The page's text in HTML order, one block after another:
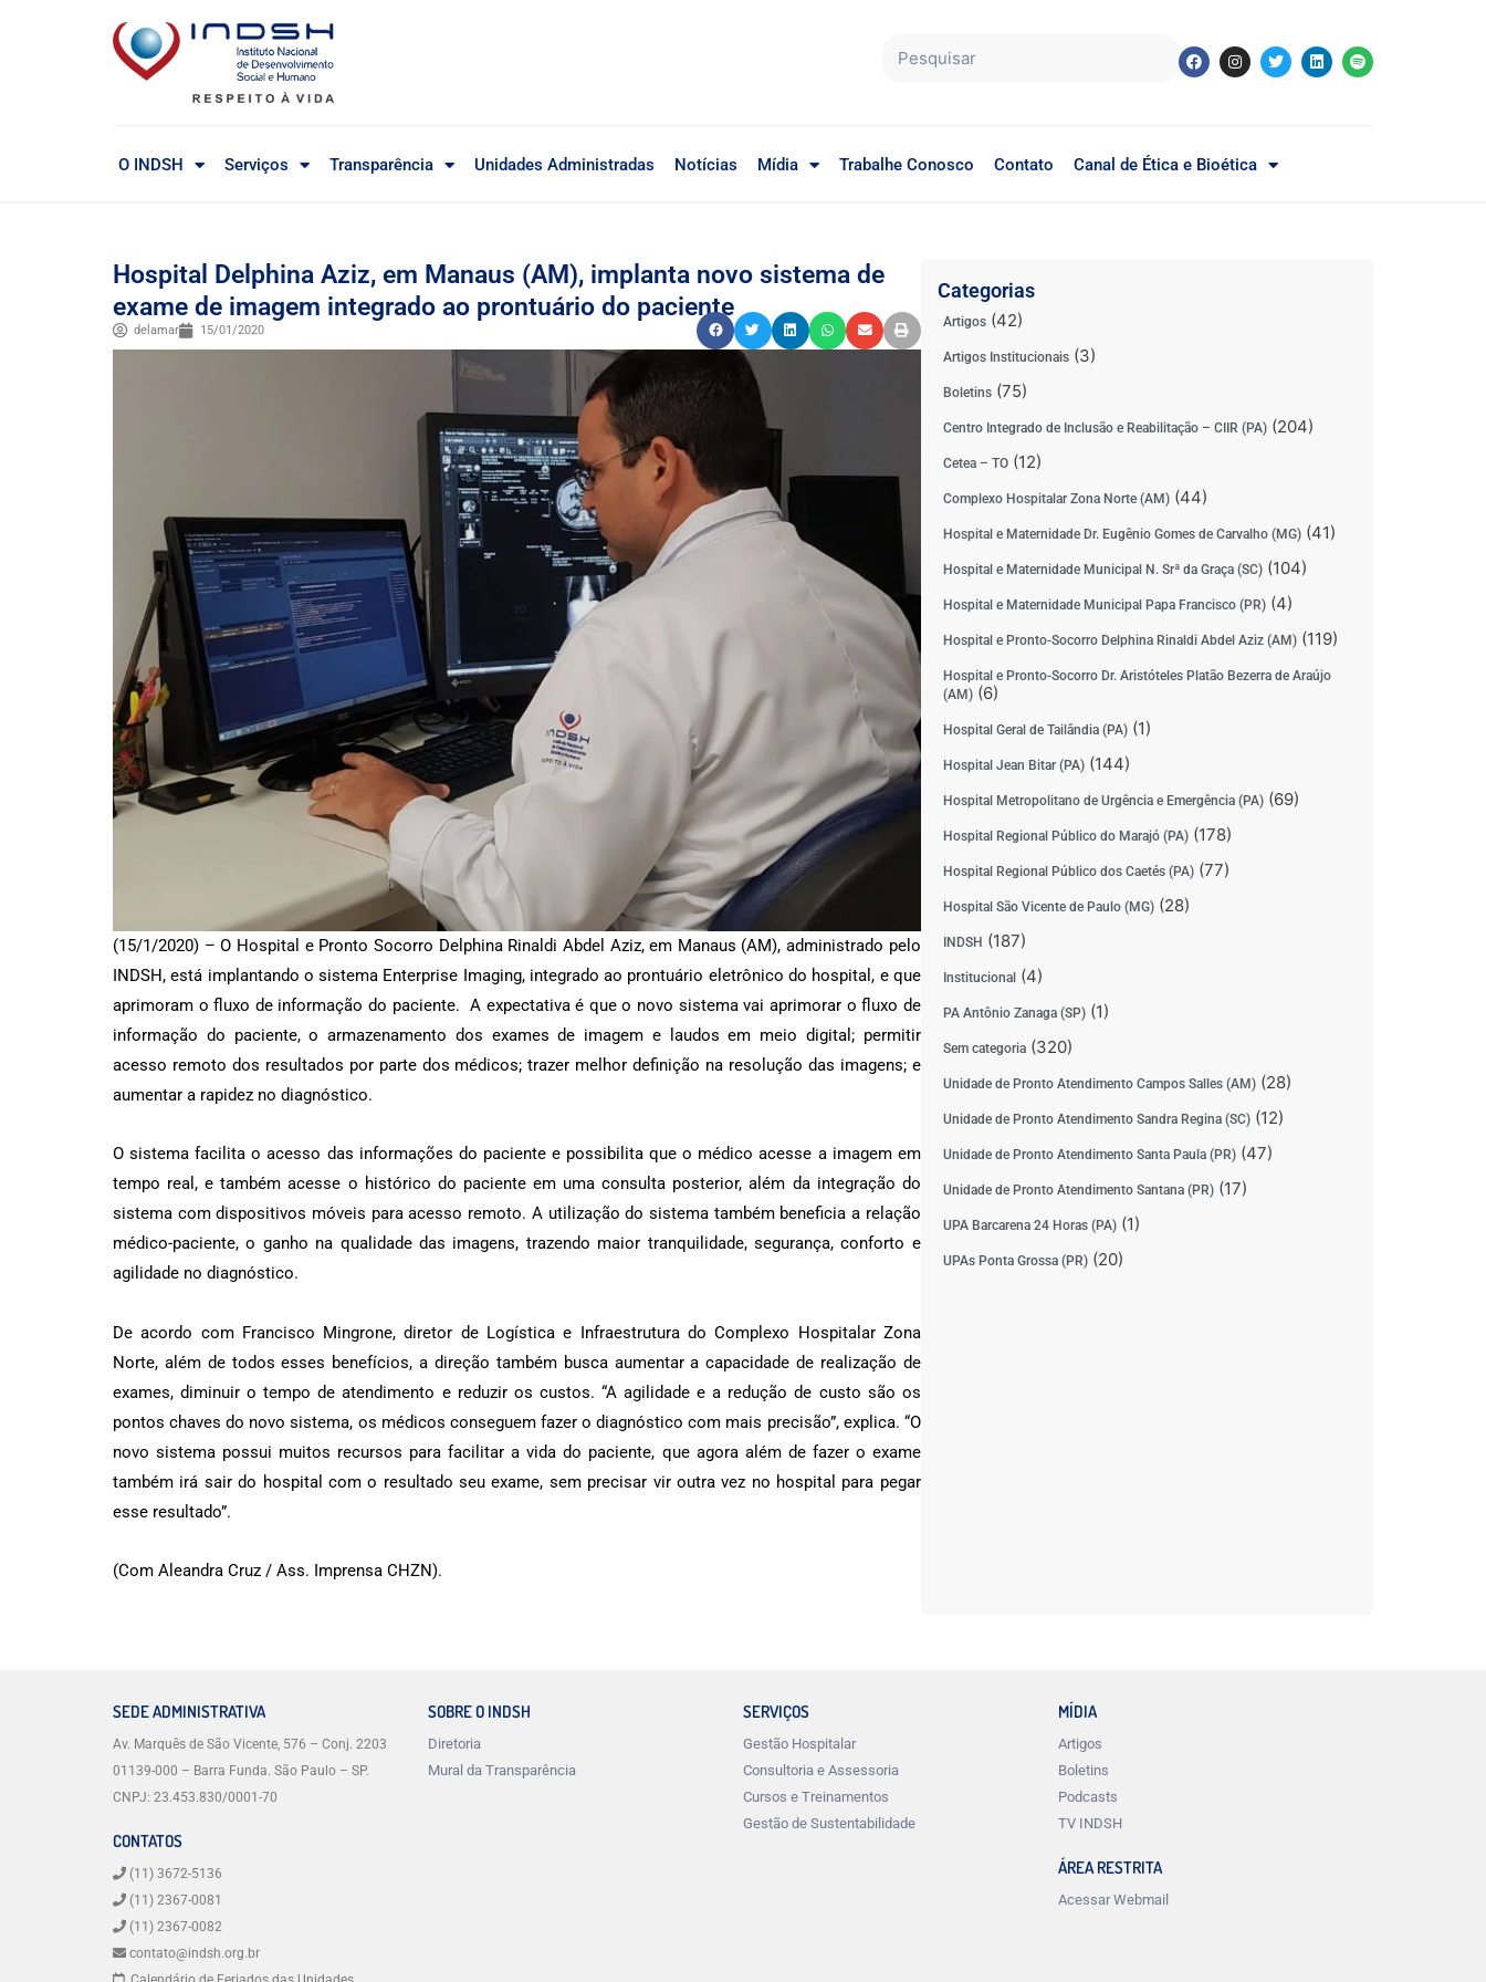
O INDSH Serviços Transparência Unidades Administradas Notícias Mídia Trabalhe Conosco Contato Canal de Ética e Bioética
Hospital Delphina Aziz, em Manaus (AM), implanta novo sistema de
exame de imagem integrado ao prontuário do paciente
delamar 15/01/2020
(15/1/2020) – O Hospital e Pronto Socorro Delphina Rinaldi Abdel Aziz, em Manaus (AM), administrado pelo
INDSH, está implantando o sistema Enterprise Imaging, integrado ao prontuário eletrônico do hospital, e que
aprimoram o fluxo de informação do paciente. A expectativa é que o novo sistema vai aprimorar o fluxo de
informação do paciente, o armazenamento dos exames de imagem e laudos em meio digital; permitir
acesso remoto dos resultados por parte dos médicos; trazer melhor definição na resolução das imagens; e
aumentar a rapidez no diagnóstico.
O sistema facilita o acesso das informações do paciente e possibilita que o médico acesse a imagem em
tempo real, e também acesse o histórico do paciente em uma consulta posterior, além da integração do
sistema com dispositivos móveis para acesso remoto. A utilização do sistema também beneficia a relação
médico-paciente, o ganho na qualidade das imagens, trazendo maior tranquilidade, segurança, conforto e
agilidade no diagnóstico.
De acordo com Francisco Mingrone, diretor de Logística e Infraestrutura do Complexo Hospitalar Zona
Norte, além de todos esses benefícios, a direção também busca aumentar a capacidade de realização de
exames, diminuir o tempo de atendimento e reduzir os custos. “A agilidade e a redução de custo são os
pontos chaves do novo sistema, os médicos conseguem fazer o diagnóstico com mais precisão”, explica. “O
novo sistema possui muitos recursos para facilitar a vida do paciente, que agora além de fazer o exame
também irá sair do hospital com o resultado seu exame, sem precisar vir outra vez no hospital para pegar
esse resultado”.
(Com Aleandra Cruz / Ass. Imprensa CHZN).
Categorias
Artigos(42)
Artigos Institucionais(3)
Boletins(75)
Centro Integrado de Inclusão e Reabilitação – CIIR (PA)(204)
Cetea – TO(12)
Complexo Hospitalar Zona Norte (AM)(44)
Hospital e Maternidade Dr. Eugênio Gomes de Carvalho (MG)(41)
Hospital e Maternidade Municipal N. Srª da Graça (SC)(104)
Hospital e Maternidade Municipal Papa Francisco (PR)(4)
Hospital e Pronto-Socorro Delphina Rinaldi Abdel Aziz (AM)(119)
Hospital e Pronto-Socorro Dr. Aristóteles Platão Bezerra de Araújo
(AM)(6)
Hospital Geral de Tailândia (PA)(1)
Hospital Jean Bitar (PA)(144)
Hospital Metropolitano de Urgência e Emergência (PA)(69)
Hospital Regional Público do Marajó (PA)(178)
Hospital Regional Público dos Caetés (PA)(77)
Hospital São Vicente de Paulo (MG)(28)
INDSH (187)
Institucional(4)
PA Antônio Zanaga (SP)(1)
Sem categoria(320)
Unidade de Pronto Atendimento Campos Salles (AM)(28)
Unidade de Pronto Atendimento Sandra Regina (SC)(12)
Unidade de Pronto Atendimento Santa Paula (PR)(47)
Unidade de Pronto Atendimento Santana (PR)(17)
UPA Barcarena 24 Horas (PA)(1)
UPAs Ponta Grossa (PR)(20)
SEDE ADMINISTRATIVA
Av. Marquês de São Vicente, 576 – Conj. 2203
01139-000 – Barra Funda. São Paulo – SP.
CNPJ: 23.453.830/0001-70
CONTATOS
(11) 3672-5136
(11) 2367-0081
(11) 2367-0082
contato@indsh.org.br
SOBRE O INDSH
Diretoria
Mural da Transparência
SERVIÇOS
Gestão Hospitalar
Consultoria e Assessoria
Cursos e Treinamentos
Gestão de Sustentabilidade
MÍDIA
Artigos
Boletins
Podcasts
TV INDSH
ÁREA RESTRITA
Acessar Webmail